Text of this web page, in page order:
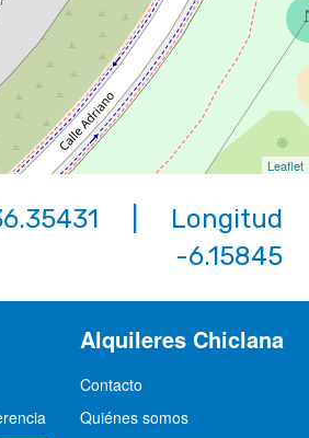
| Longitud
-6.15845
Alquileres Chiclana
Contacto
Quiénes somos
CONTACTO Gestión integral
GARANTIZADA
GESTION INTEGRAL